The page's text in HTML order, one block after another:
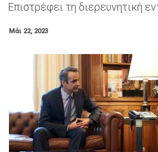
Επιστρέφει τη διερευνητική
Μάι 22, 2023